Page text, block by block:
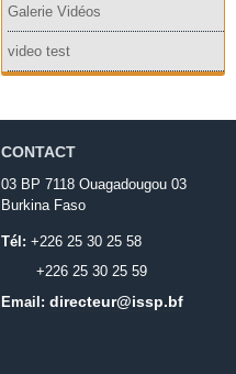
Galerie Vidéos
video test
CONTACT
03 BP 7118 Ouagadougou 03
Burkina Faso
Tél: +226 25 30 25 58
+226 25 30 25 59
Email: directeur@issp.bf